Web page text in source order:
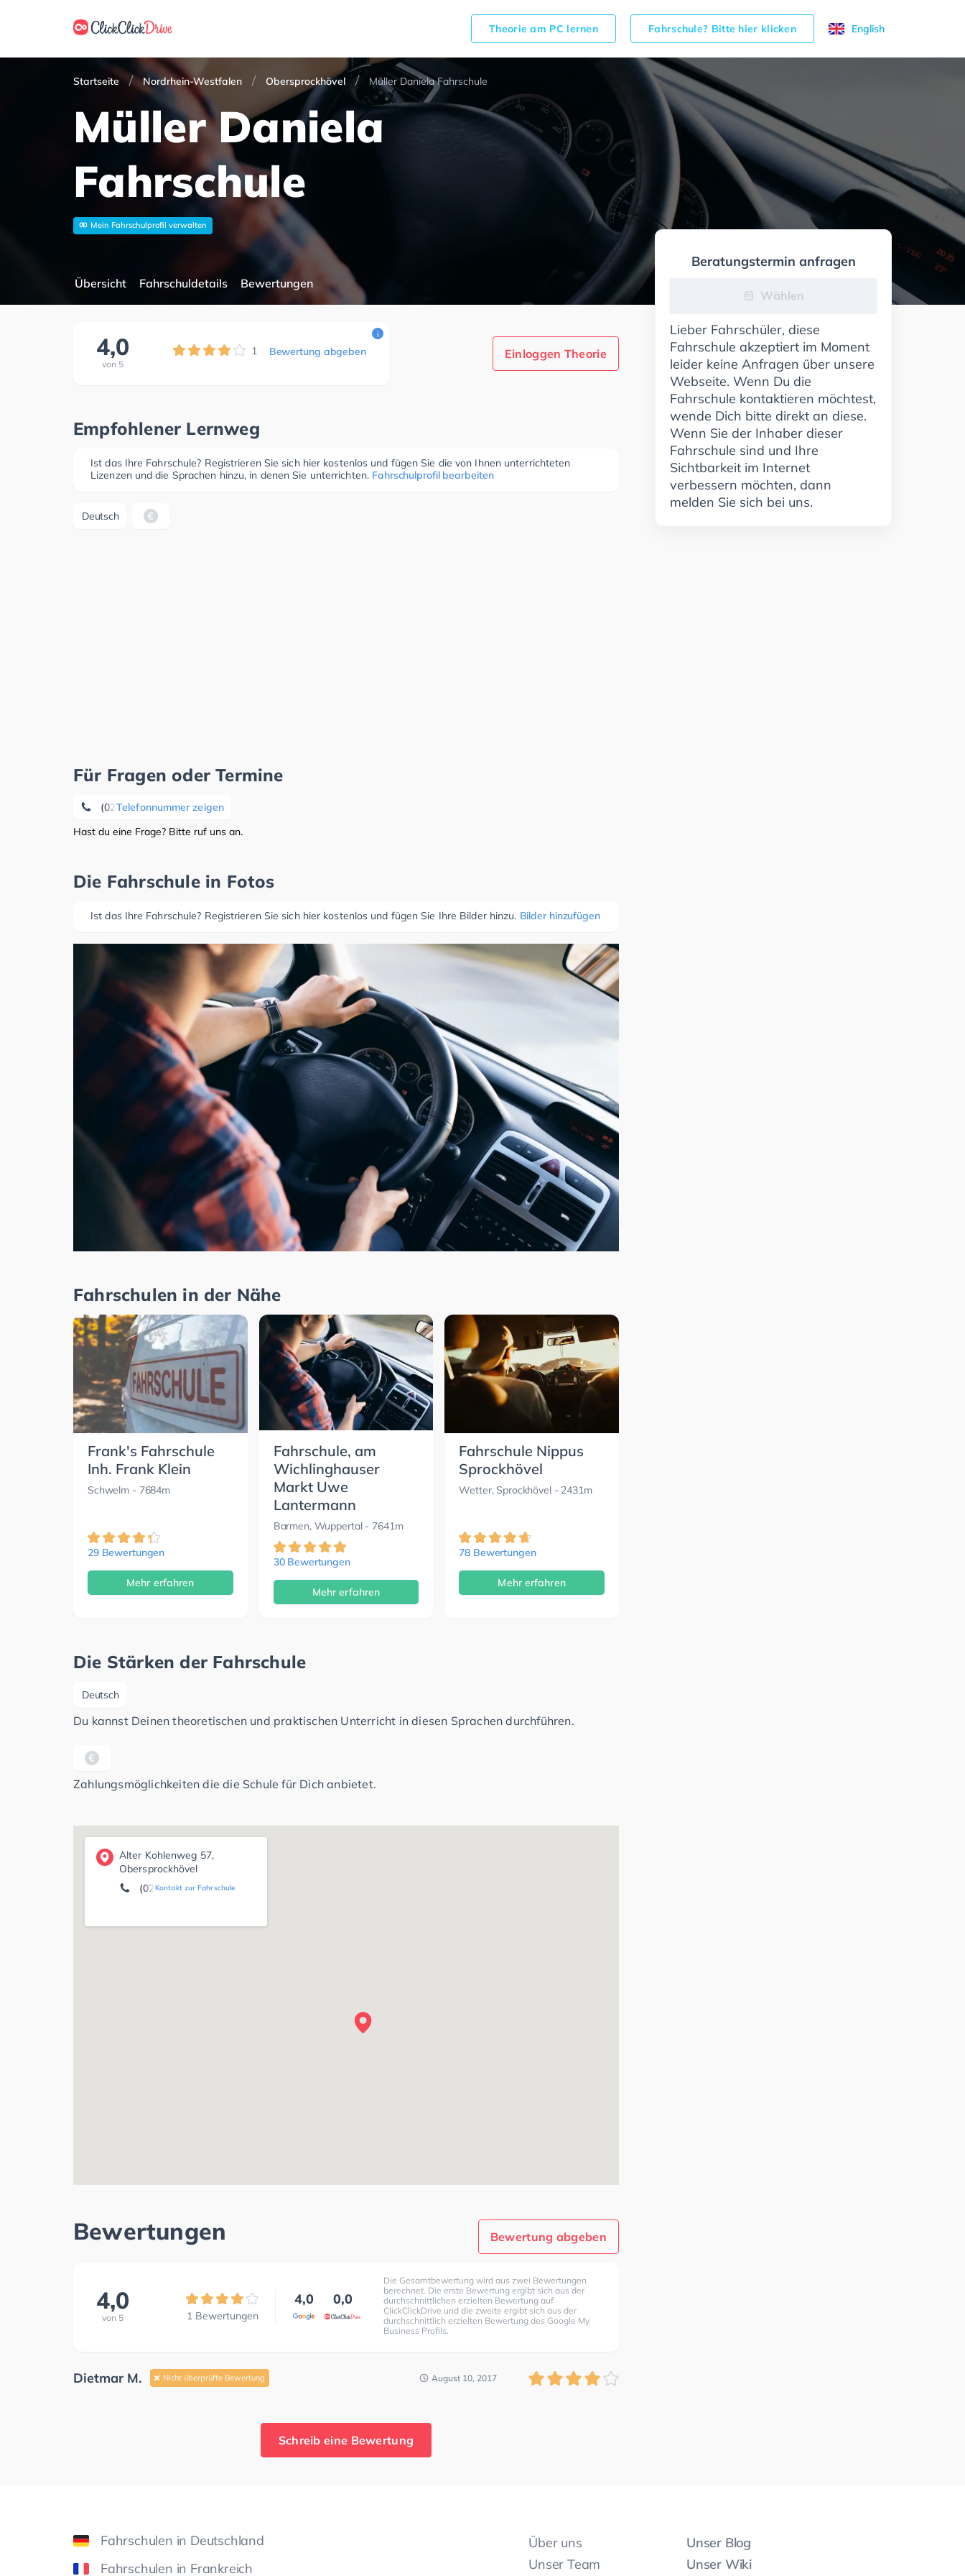
Theorie am PC lernen Fahrschule? Bitte hier klicken English
Startseite Nordrhein-Westfalen Obersprockhövel Müller Daniela Fahrschule
Müller Daniela
Fahrschule
Mein Fahrschulprofil verwalten
Übersicht Fahrschuldetails Bewertungen
4,0
von 5
1 Bewertung abgeben
i
Einloggen Theorie
Empfohlener Lernweg
Ist das Ihre Fahrschule? Registrieren Sie sich hier kostenlos und fügen Sie die von Ihnen unterrichteten
Lizenzen und die Sprachen hinzu, in denen Sie unterrichten. Fahrschulprofil bearbeiten
Deutsch
Für Fragen oder Termine
Telefonnummer zeigen
(02324) 6 86 59 20
Hast du eine Frage? Bitte ruf uns an.
Die Fahrschule in Fotos
Ist das Ihre Fahrschule? Registrieren Sie sich hier kostenlos und fügen Sie Ihre Bilder hinzu. Bilder hinzufügen
Fahrschulen in der Nähe
Frank's Fahrschule
Inh. Frank Klein
Schwelm - 7684m
29 Bewertungen
Mehr erfahren
Fahrschule, am
Wichlinghauser
Markt Uwe
Lantermann
Barmen, Wuppertal- 7641m
30 Bewertungen
Mehr erfahren
Fahrschule Nippus
Sprockhövel
Wetter, Sprockhövel- 2431m
78 Bewertungen
Mehr erfahren
Die Stärken der Fahrschule
Deutsch
Du kannst Deinen theoretischen und praktischen Unterricht in diesen Sprachen durchführen.
Zahlungsmöglichkeiten die die Schule für Dich anbietet.
Alter Kohlenweg 57,
Obersprockhövel
Kontakt zur Fahrschule
(02324) 6 86 59 20
Bewertungen Bewertung abgeben
4,0
von 5 1 Bewertungen
4,0 0,0
Die Gesamtbewertung wird aus zwei Bewertungen
berechnet. Die erste Bewertung ergibt sich aus der
durchschnittlichen erzielten Bewertung auf
ClickClickDrive und die zweite ergibt sich aus der
durchschnittlich erzielten Bewertung des Google My
Business Profils.
Dietmar M. Nicht überprüfte Bewertung August 10, 2017
Schreib eine Bewertung
Beratungstermin anfragen
Wählen
Lieber Fahrschüler, diese
Fahrschule akzeptiert im Moment
leider keine Anfragen über unsere
Webseite. Wenn Du die
Fahrschule kontaktieren möchtest,
wende Dich bitte direkt an diese.
Wenn Sie der Inhaber dieser
Fahrschule sind und Ihre
Sichtbarkeit im Internet
verbessern möchten, dann
melden Sie sich bei uns.
Fahrschulen in Deutschland
Fahrschulen in Frankreich
Über uns
Unser Team
Unser Blog
Unser Wiki